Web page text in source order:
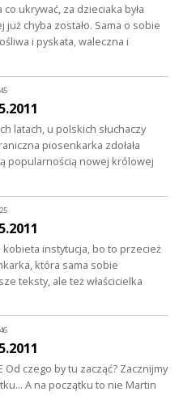
co ukrywać, za dzieciaka była
już chyba zostało. Sama o sobie
i pyskata, waleczna i
latach, u polskich słuchaczy
piosenkarka zdołała
popularnością nowej królowej
kobieta instytucja, bo to przecież
która sama sobie
teksty, ale też właścicielka
Od czego by tu zacząć? Zacznijmy
A na początku to nie Martin